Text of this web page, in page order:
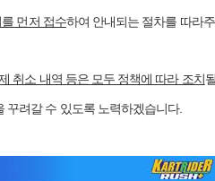
먼저 접수하여 안내되는 절차를 따라
취소 내역 등은 모두 정책에 따라 조치
꾸려갈 수 있도록 노력하겠습니다.